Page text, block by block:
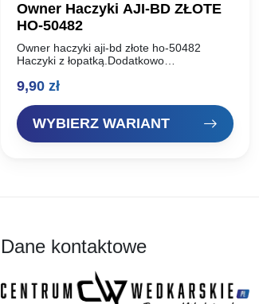
Owner Haczyki AJI-BD ZŁOTE
HO-50482
Owner haczyki aji-bd złote ho-50482
Haczyki z łopatką.Dodatkowo
kolanka.Haczyki na płocie i leszcze.
15szt #8 15szt…
9,90 zł
WYBIERZ WARIANT
Dane kontaktowe